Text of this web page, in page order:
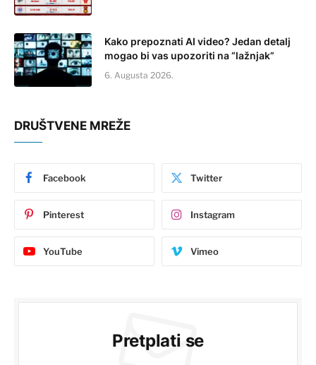
Kako prepoznati AI video? Jedan detalj
mogao bi vas upozoriti na “lažnjak”
6. Augusta 2026.
DRUŠTVENE MREŽE
Facebook Twitter
Pinterest Instagram
YouTube Vimeo
Pretplati se